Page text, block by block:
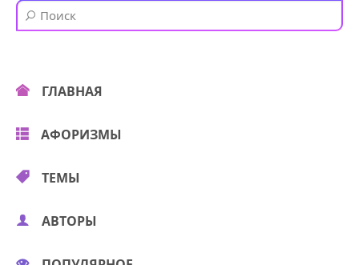
ГЛАВНАЯ
АФОРИЗМЫ
ТЕМЫ
АВТОРЫ